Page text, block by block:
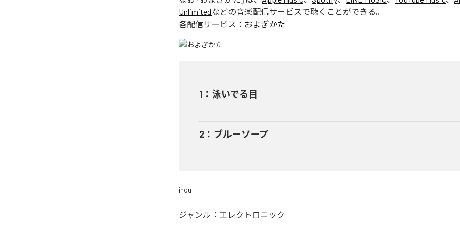
Unlimitedなどの音楽配信サービスで聴くことができる。
各配信サービス： およぎかた
1 ： 泳いでる目
2 ： ブルーソープ
inou
ジャンル： エレクトロニック